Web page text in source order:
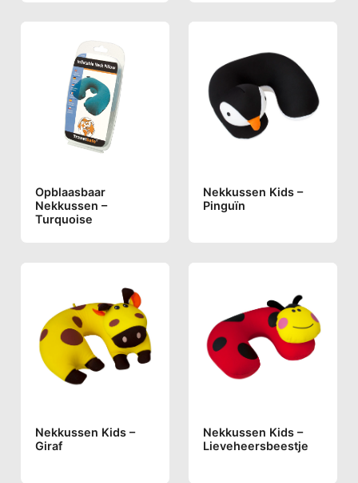
Opblaasbaar
Nekkussen –
Turquoise
Nekkussen Kids –
Pinguïn
Nekkussen Kids –
Giraf
Nekkussen Kids –
Lieveheersbeestje